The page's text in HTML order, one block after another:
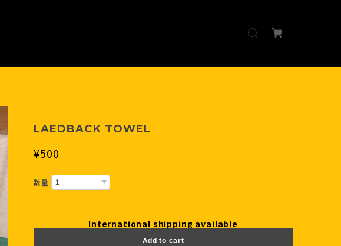
LAEDBACK TOWEL
¥500
数量
International shipping available
Add to cart